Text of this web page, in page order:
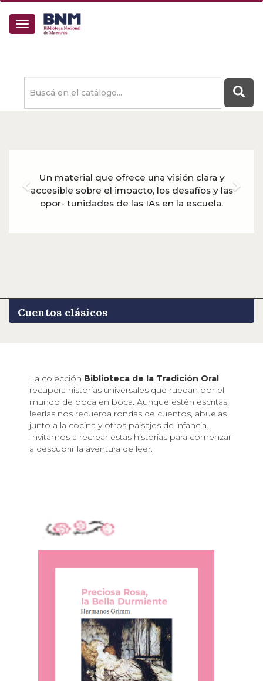
Buscá
Un material que ofrece una visión clara y
accesible sobre el impacto, los desafíos y las
opor- tunidades de las IAs en la escuela.
Cuentos clásicos
La colección Biblioteca de la Tradición Oral
recupera historias universales que ruedan por el
mundo de boca en boca. Aunque estén escritas,
leerlas nos recuerda rondas de cuentos, abuelas
junto a la cocina y otros paisajes de infancia.
Invitamos a recrear estas historias para comenzar
a descubrir la aventura de leer.